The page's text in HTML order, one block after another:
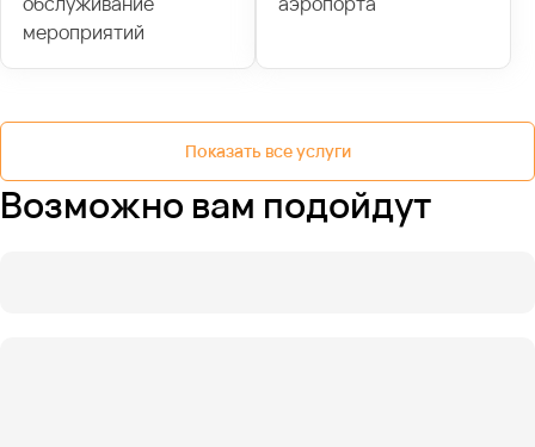
мероприятий
Показать все услуги
Возможно вам подойдут